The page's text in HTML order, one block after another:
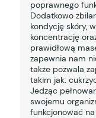
poprawnego
Dodatkowo
kondycję skóry,
koncentrację
prawidłową
zapewnia nam
także pozwala
takim jak:
Jedząc
swojemu
funkcjonować